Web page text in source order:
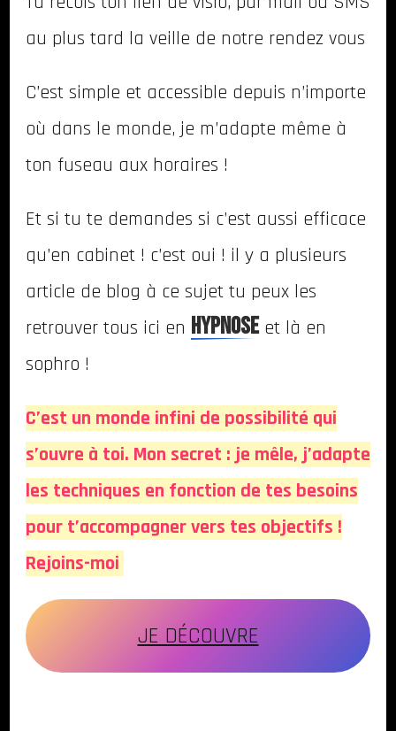
au plus tard la veille de notre rendez vous
C’est simple et accessible depuis n’importe
où dans le monde, je m’adapte même à
ton fuseau aux horaires !
Et si tu te demandes si c’est aussi efficace
qu’en cabinet ! c’est oui ! il y a plusieurs
article de blog à ce sujet tu peux les
retrouver tous ici en hypnoseet là en
sophro !
C’est un monde infini de possibilité qui
s’ouvre à toi. Mon secret : je mêle, j’adapte
les techniques en fonction de tes besoins
pour t’accompagner vers tes objectifs !
Rejoins-moi
JE DÉCOUVRE